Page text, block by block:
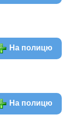
На полицю
На полицю